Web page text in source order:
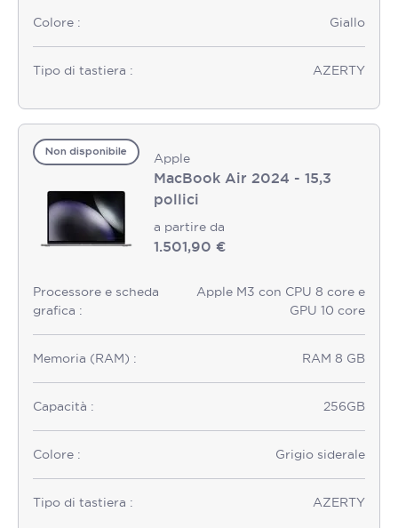
Colore : Giallo
Tipo di tastiera : AZERTY
Non disponibile Apple
MacBook Air 2024 - 15,3
pollici
a partire da
1.501,90 €
Processore e scheda
grafica :
Apple M3 con CPU 8 core e
GPU 10 core
Memoria (RAM) : RAM 8 GB
Capacità : 256GB
Colore : Grigio siderale
Tipo di tastiera : AZERTY